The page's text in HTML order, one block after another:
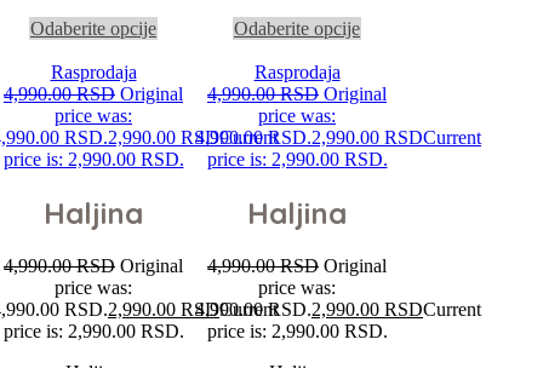
Odaberite opcije
Odaberite opcije
Rasprodaja
4,990.00RSD Original
price was:
RSD.2,990.00 RSDCurrent
price is: 2,990.00 RSD.
Haljina
4,990.00RSD Original
price was:
RSD.2,990.00 RSDCurrent
price is: 2,990.00 RSD.
Rasprodaja
4,990.00RSD Original
price was:
4,990.00 RSD.2,990.00 RSDCurrent
price is: 2,990.00 RSD.
Haljina
4,990.00RSD Original
price was:
4,990.00 RSD.2,990.00 RSDCurrent
price is: 2,990.00 RSD.